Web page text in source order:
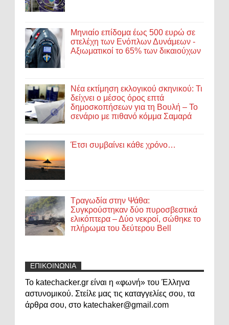
Μηνιαίο επίδομα έως 500 ευρώ σε
στελέχη των Ενόπλων Δυνάμεων -
Αξιωματικοί το 65% των δικαιούχων
Νέα εκτίμηση εκλογικού σκηνικού: Τι
δείχνει ο μέσος όρος επτά
δημοσκοπήσεων για τη Βουλή – Το
σενάριο με πιθανό κόμμα Σαμαρά
Έτσι συμβαίνει κάθε χρόνο…
Τραγωδία στην Ψάθα:
Συγκρούστηκαν δύο πυροσβεστικά
ελικόπτερα – Δύο νεκροί, σώθηκε το
πλήρωμα του δεύτερου Bell
ΕΠΙΚΟΙΝΩΝΙΑ
Το katechacker.gr είναι η «φωνή» του Έλληνα
αστυνομικού. Στείλε μας τις καταγγελίες σου, τα
άρθρα σου, στο katechaker@gmail.com